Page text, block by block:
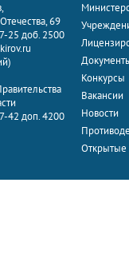
69
25 доб. 2500
42 доп. 4200
Конкурсы
Вакансии
Новости